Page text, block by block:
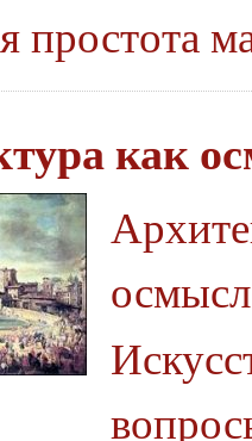
простота
как